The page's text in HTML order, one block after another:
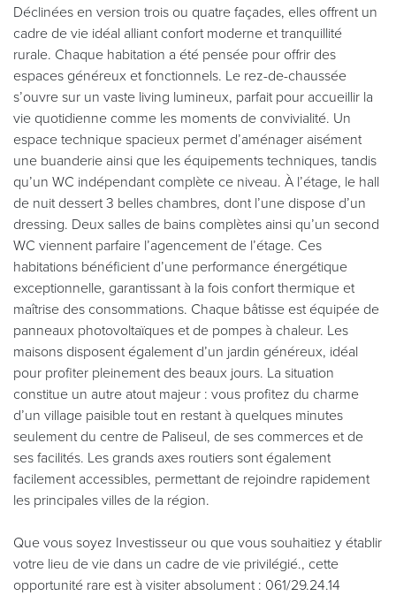
Déclinées en version trois ou quatre façades, elles offrent un
cadre de vie idéal alliant confort moderne et tranquillité
rurale. Chaque habitation a été pensée pour offrir des
espaces généreux et fonctionnels. Le rez-de-chaussée
s’ouvre sur un vaste living lumineux, parfait pour accueillir la
vie quotidienne comme les moments de convivialité. Un
espace technique spacieux permet d’aménager aisément
une buanderie ainsi que les équipements techniques, tandis
qu’un WC indépendant complète ce niveau. À l’étage, le hall
de nuit dessert 3 belles chambres, dont l’une dispose d’un
dressing. Deux salles de bains complètes ainsi qu’un second
WC viennent parfaire l’agencement de l’étage. Ces
habitations bénéficient d’une performance énergétique
exceptionnelle, garantissant à la fois confort thermique et
maîtrise des consommations. Chaque bâtisse est équipée de
panneaux photovoltaïques et de pompes à chaleur. Les
maisons disposent également d’un jardin généreux, idéal
pour profiter pleinement des beaux jours. La situation
constitue un autre atout majeur : vous profitez du charme
d’un village paisible tout en restant à quelques minutes
seulement du centre de Paliseul, de ses commerces et de
ses facilités. Les grands axes routiers sont également
facilement accessibles, permettant de rejoindre rapidement
les principales villes de la région.
Que vous soyez Investisseur ou que vous souhaitiez y établir
votre lieu de vie dans un cadre de vie privilégié., cette
opportunité rare est à visiter absolument : 061/29.24.14